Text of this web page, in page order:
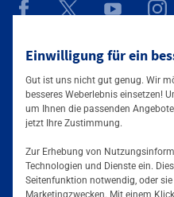
Einwilligung für ein
Gut ist uns nicht gut genug. Wir
besseres Weberlebnis einsetzen!
um Ihnen die passenden
jetzt Ihre Zustimmung.
Zur Erhebung von
Technologien und Dienste ein.
Seitenfunktion notwendig, oder
Marketingzwecken. Mit einem
Mainova App
Tarife & Angebote